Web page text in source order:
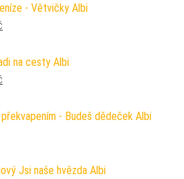
- Větvičky Albi
cena byla: 89 Kč.
na cesty Albi
cena byla: 99 Kč.
překvapením - Budeš dědeček Albi
Jsi naše hvězda Albi